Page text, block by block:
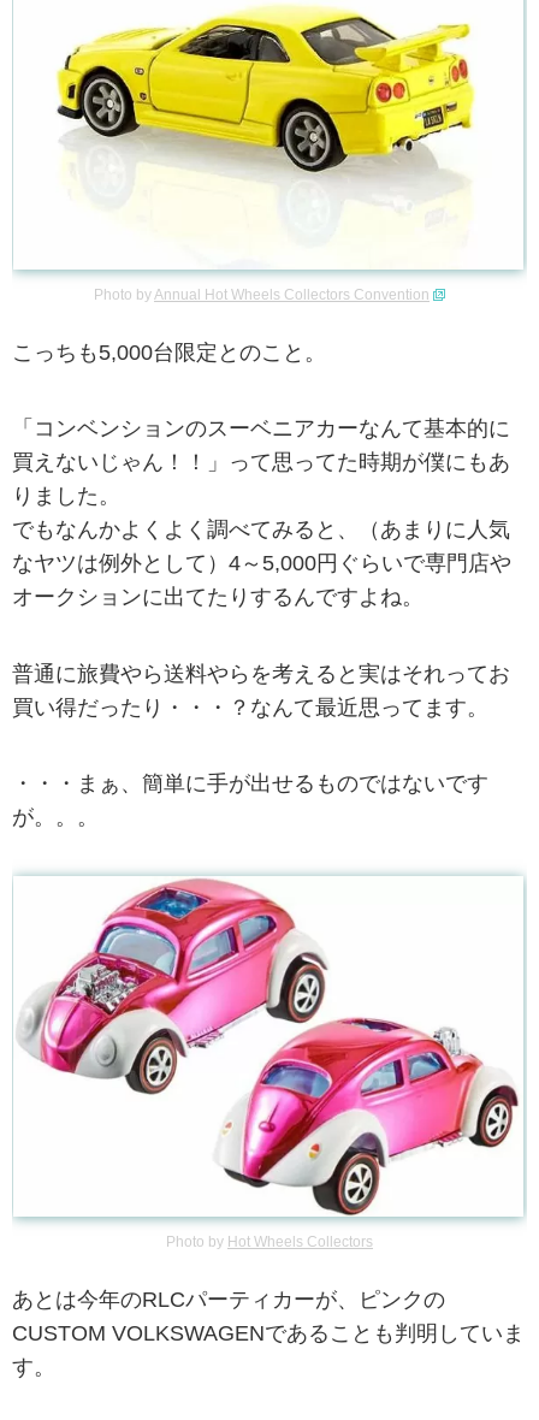
Photo byAnnual Hot Wheels Collectors Convention
こっちも5,000台限定とのこと。
「コンベンションのスーベニアカーなんて基本的に
買えないじゃん！！」って思ってた時期が僕にもあ
りました。
でもなんかよくよく調べてみると、（あまりに人気
なヤツは例外として）4～5,000円ぐらいで専門店や
オークションに出てたりするんですよね。
普通に旅費やら送料やらを考えると実はそれってお
買い得だったり・・・？なんて最近思ってます。
・・・まぁ、簡単に手が出せるものではないです
が。。。
Photo by Hot Wheels Collectors
あとは今年のRLCパーティカーが、ピンクの
CUSTOM VOLKSWAGENであることも判明していま
す。